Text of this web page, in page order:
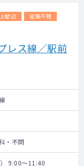
歓迎
経験不問
レス線／駅前
・不問
9:00～11:40